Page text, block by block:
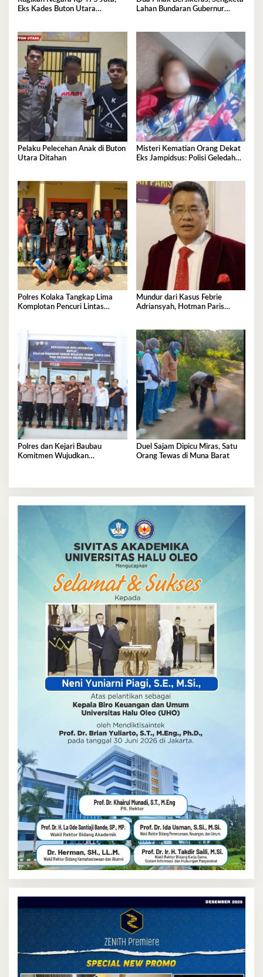
Eks Kades Buton Utara
Lahan Bundaran Gubernur
Pelaku Pelecehan Anak di Buton
Utara Ditahan
Misteri Kematian Orang Dekat
Eks Jampidsus: Polisi Geledah
Polres Kolaka Tangkap Lima
Komplotan Pencuri Lintas
Mundur dari Kasus Febrie
Adriansyah, Hotman Paris
Polres dan Kejari Baubau
Komitmen Wujudkan
Duel Sajam Dipicu Miras, Satu
Orang Tewas di Muna Barat